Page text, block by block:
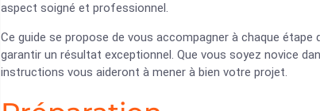
aspect soigné et professionnel.
Ce guide se propose de vous accompagner à chaque
garantir un résultat exceptionnel. Que vous soyez novice
instructions vous aideront à mener à bien votre projet.